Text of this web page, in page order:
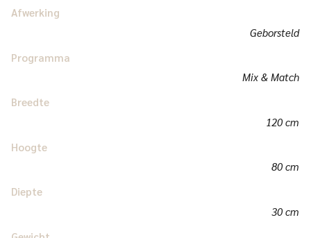
Afwerking
Geborsteld
Programma
Mix & Match
Breedte
120 cm
Hoogte
80 cm
Diepte
30 cm